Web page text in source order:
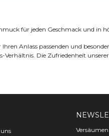
für jeden Geschmack und in
Anlass passenden und
Die Zufriedenheit